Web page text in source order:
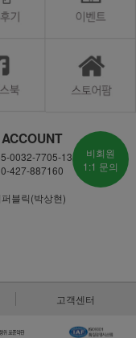
0032-7705-13
427-887160
블릭(박상현)
비회원
1:1 문의
고객센터